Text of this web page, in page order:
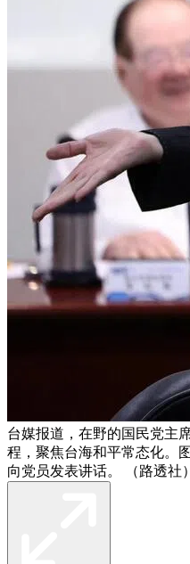
台媒报道，在野的国民党主
程，聚焦台海和平常态化。
向党员发表讲话。 （路透社）